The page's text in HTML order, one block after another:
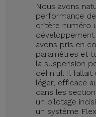
Nous avons
performance
critère numéro
avons pris en
paramètres et
la suspension
définitif. Il fallait
léger, efficace
dans les
un pilotage
un système